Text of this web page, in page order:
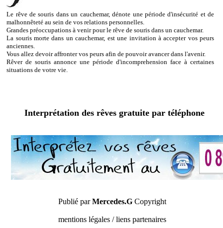
Le rêve de souris dans un cauchemar, dénote une période d'insécurité et de
malhonnêteté au sein de vos relations personnelles.
Grandes préoccupations à venir pour le rêve de souris dans un cauchemar.
La souris morte dans un cauchemar, est une invitation à accepter vos peurs
anciennes.
Vous allez devoir affronter vos peurs afin de pouvoir avancer dans l'avenir.
Rêver de souris annonce une période d'incomprehension face à certaines
situations de votre vie.
Interprétation des rêves gratuite par téléphone
Publié parMercedes.GCopyright
mentions légales / liens partenaires